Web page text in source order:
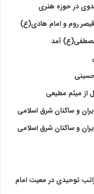
در حوزه هنری
روم و امام هادی(ع)
مصطفی(ع) آمد
حسینی
از میثم مطیعی
و ساکنان شرق اسلامی
و ساکنان شرق اسلامی
توحیدی در معیت امام